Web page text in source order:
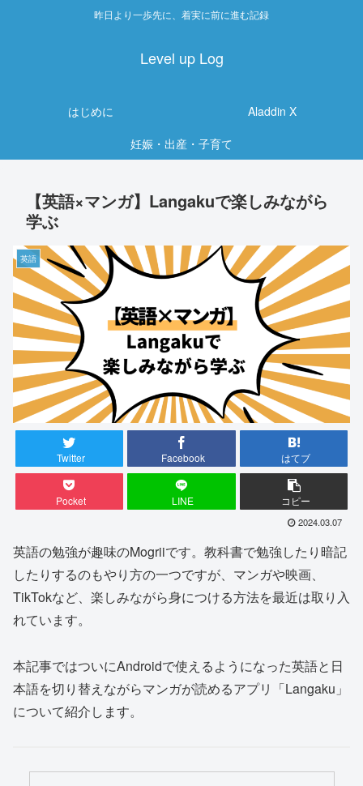
昨日より一歩先に、着実に前に進む記録
Level up Log
はじめに
Aladdin X
妊娠・出産・子育て
【英語×マンガ】Langakuで楽しみながら
学ぶ
英語
Twitter Facebook はてブ
Pocket LINE コピー
2024.03.07
英語の勉強が趣味のMogriiです。教科書で勉強したり暗記
したりするのもやり方の一つですが、マンガや映画、
TikTokなど、楽しみながら身につける方法を最近は取り入
れています。
本記事ではついにAndroidで使えるようになった英語と日
本語を切り替えながらマンガが読めるアプリ「Langaku」
について紹介します。